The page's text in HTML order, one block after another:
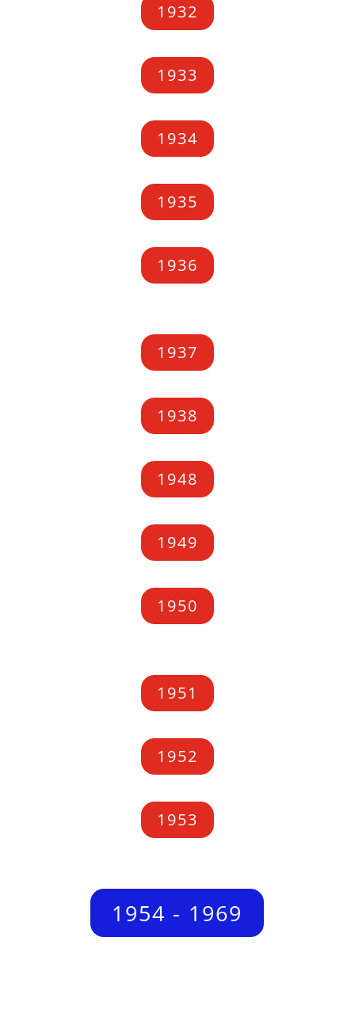
1932
1933
1934
1935
1936
1937
1938
1948
1949
1950
1951
1952
1953
1954 - 1969